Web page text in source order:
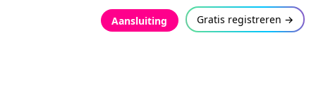
Aansluiting Gratis registreren →